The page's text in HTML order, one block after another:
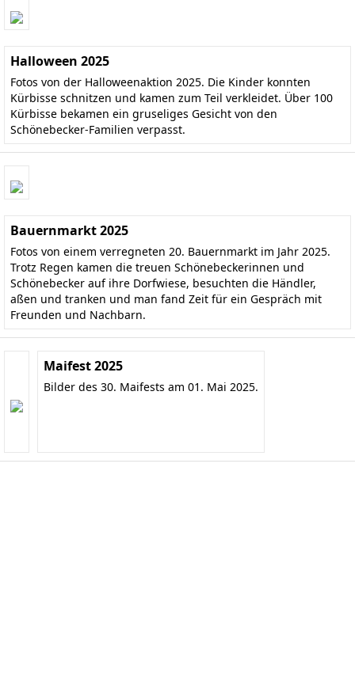
Halloween 2025
Fotos von der Halloweenaktion 2025. Die Kinder konnten
Kürbisse schnitzen und kamen zum Teil verkleidet. Über 100
Kürbisse bekamen ein gruseliges Gesicht von den
Schönebecker-Familien verpasst.
Bauernmarkt 2025
Fotos von einem verregneten 20. Bauernmarkt im Jahr 2025.
Trotz Regen kamen die treuen Schönebeckerinnen und
Schönebecker auf ihre Dorfwiese, besuchten die Händler,
aßen und tranken und man fand Zeit für ein Gespräch mit
Freunden und Nachbarn.
Maifest 2025
Bilder des 30. Maifests am 01. Mai 2025.